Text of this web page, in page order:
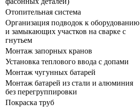
Отопительная система
Организация подводок к оборудованию
и замыкающих участков на сварке с
гнутьем
Монтаж запорных кранов
Установка теплового ввода с допами
Монтаж чугунных батарей
Монтаж батарей из стали и алюминия
без перегруппировки
Покраска труб